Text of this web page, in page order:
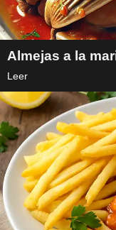
Almejas a la
Leer